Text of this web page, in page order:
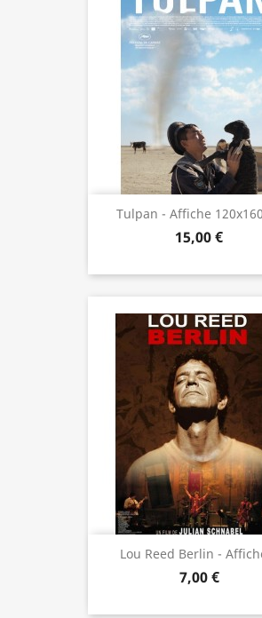
Tulpan - Affiche
15,00 €
Lou Reed Berlin -
7,00 €